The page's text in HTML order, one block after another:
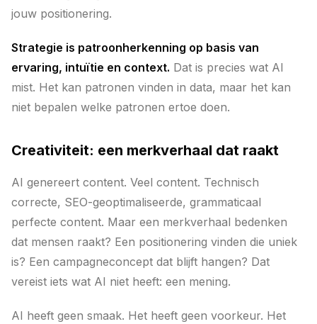
jouw positionering.
Strategie is patroonherkenning op basis van
ervaring, intuïtie en context. Dat is precies wat AI
mist. Het kan patronen vinden in data, maar het kan
niet bepalen welke patronen ertoe doen.
Creativiteit: een merkverhaal dat raakt
AI genereert content. Veel content. Technisch
correcte, SEO-geoptimaliseerde, grammaticaal
perfecte content. Maar een merkverhaal bedenken
dat mensen raakt? Een positionering vinden die uniek
is? Een campagneconcept dat blijft hangen? Dat
vereist iets wat AI niet heeft: een mening.
AI heeft geen smaak. Het heeft geen voorkeur. Het